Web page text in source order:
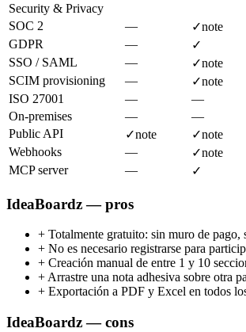
Security & Privacy
SOC 2
— ✓note
GDPR
—
✓
SSO / SAML
— ✓note
SCIM provisioning
— ✓note
ISO 27001
—
—
On-premises
—
—
Public API
✓note ✓note
Webhooks
— ✓note
MCP server
— ✓
IdeaBoardz — pros
+ Totalmente gratuito: sin muro de
+ No es necesario registrarse para
+ Creación manual de entre 1 y 10
+ Arrastre una nota adhesiva sobre otra
+ Exportación a PDF y Excel en todos
IdeaBoardz — cons